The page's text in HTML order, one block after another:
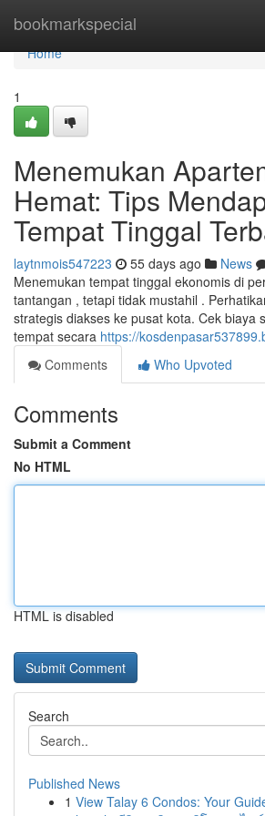
bookmarkspecial
Home
Home
1
Menemukan
Hemat: Tips
Tempat Tinggal
laytnmois547223 55 days ago News
Menemukan tempat tinggal ekonomis di
tantangan , tetapi tidak mustahil .
strategis diakses ke pusat kota. Cek biaya
tempat secara https://
Comments
Who Upvoted
Comments
Submit a Comment
No HTML
HTML is disabled
Search
Published News
1 View Talay 6 Condos: Your